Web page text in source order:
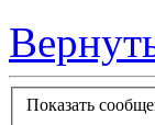
Показать